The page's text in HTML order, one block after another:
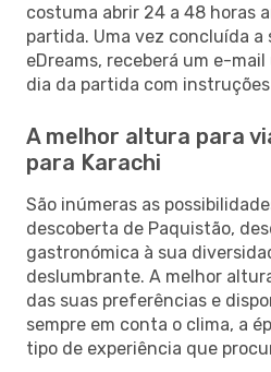
costuma abrir 24 a 48 horas
partida. Uma vez concluída a
eDreams, receberá um e-
dia da partida com
A melhor altura para
para Karachi
São inúmeras as
descoberta de Paquistão,
gastronómica à sua
deslumbrante. A melhor
das suas preferências e
sempre em conta o clima, a
tipo de experiência que